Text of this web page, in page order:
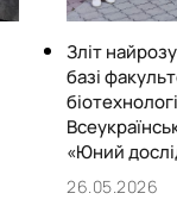
Зліт
базі
«Юний
26.05.2026